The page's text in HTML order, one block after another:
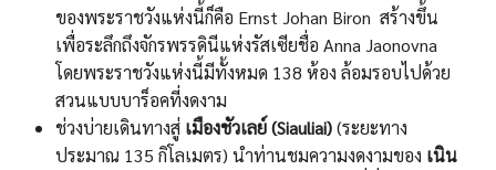
ของพระราชวังแห่งนี้ก็คือ Ernst Johan Biron สร้างขึ้น
เพื่อระลึกถึงจักรพรรดินีแห่งรัสเซียชื่อ Anna Jaonovna
โดยพระราชวังแห่งนี้มีทั้งหมด 138 ห้อง ล้อมรอบไปด้วย
สวนแบบบาร็อคที่งดงาม
ช่วงบ่ายเดินทางสู่ เมืองชัวเลย์ (Siauliai)(ระยะทาง
ประมาณ 135 กิโลเมตร) นำท่านชมความงดงามของ เนิน